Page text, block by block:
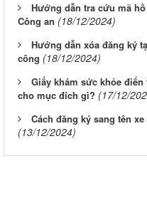
Hướng dẫn tra cứu mã
Công an (18/12/2024)
Hướng dẫn xóa đăng ký
công (18/12/2024)
Giấy khám sức khỏe
cho mục đích gì? (17/12/
Cách đăng ký sang tên
(13/12/2024)